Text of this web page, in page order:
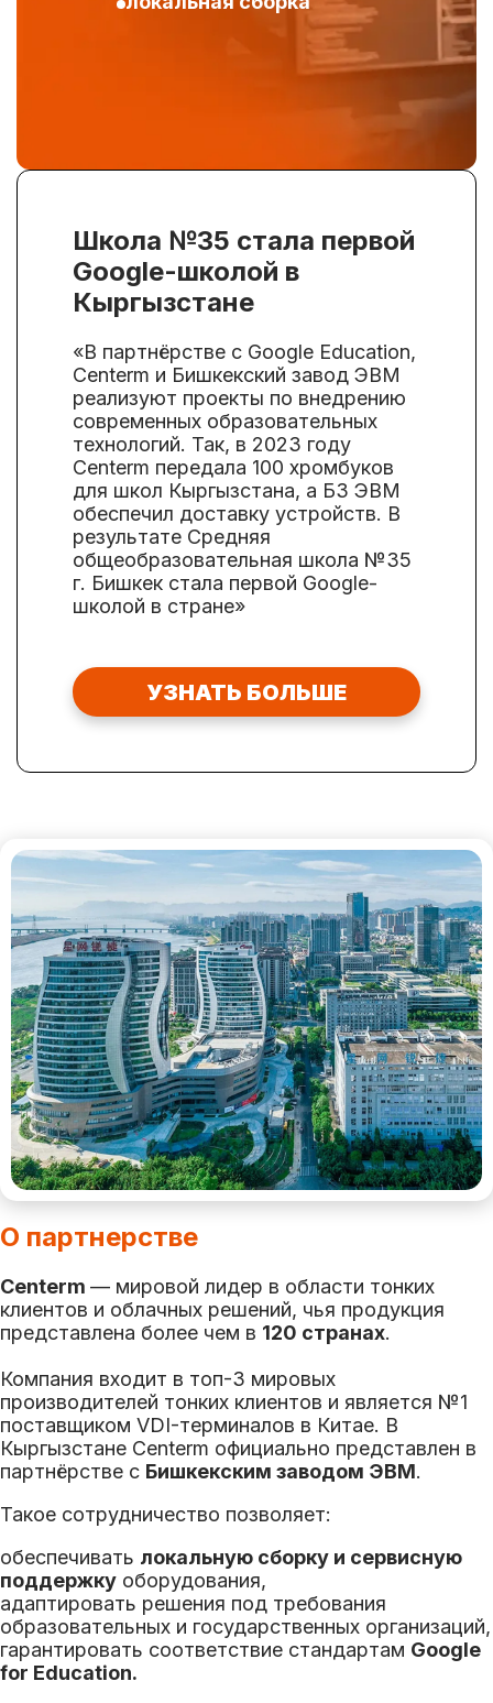
Школа №35 стала первой
Google-школой в
Кыргызстане
«В партнёрстве с Google Education,
Centerm и Бишкекский завод ЭВМ
реализуют проекты по внедрению
современных образовательных
технологий. Так, в 2023 году
Centerm передала 100 хромбуков
для школ Кыргызстана, а БЗ ЭВМ
обеспечил доставку устройств. В
результате Средняя
общеобразовательная школа №35
г. Бишкек стала первой Google-
школой в стране»
УЗНАТЬ БОЛЬШЕ
О партнерстве
Centerm — мировой лидер в области тонких
клиентов и облачных решений, чья продукция
представлена более чем в 120 странах.
Компания входит в топ-3 мировых
производителей тонких клиентов и является №1
поставщиком VDI-терминалов в Китае. В
Кыргызстане Centerm официально представлен в
партнёрстве с Бишкекским заводом ЭВМ.
Такое сотрудничество позволяет:
обеспечивать локальную сборку и сервисную
поддержку оборудования,
адаптировать решения под требования
образовательных и государственных организаций,
гарантировать соответствие стандартам Google
for Education.